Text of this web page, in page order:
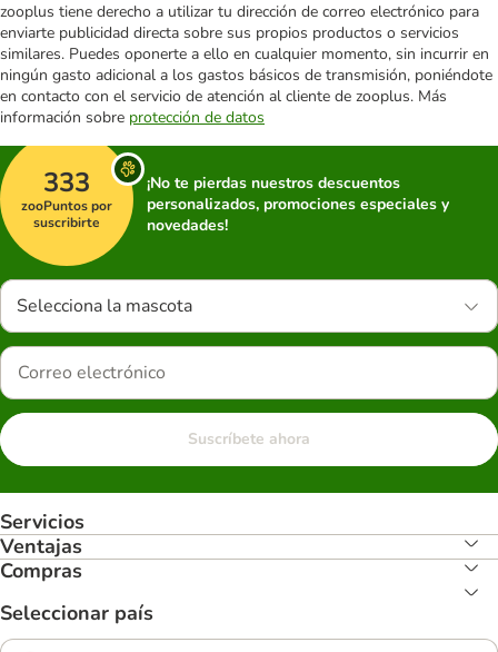
zooplus tiene derecho a utilizar tu dirección de correo electrónico para
enviarte publicidad directa sobre sus propios productos o servicios
similares. Puedes oponerte a ello en cualquier momento, sin incurrir en
ningún gasto adicional a los gastos básicos de transmisión, poniéndote
en contacto con el servicio de atención al cliente de zooplus. Más
información sobre protección de datos
333
zooPuntos por
suscribirte
¡No te pierdas nuestros descuentos
personalizados, promociones especiales y
novedades!
Selecciona la mascota
Suscríbete ahora
Servicios
Ventajas
Compras
Seleccionar país